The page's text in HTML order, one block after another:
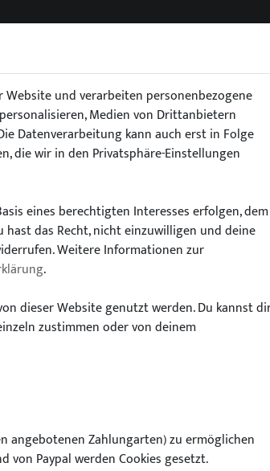
B2B Kunden
Stoßstangen/Spoiler Fahrzeugpflege
Auto
und einfach
und verarbeiten personenbezogene
Medien von Drittanbietern
Datenverarbeitung kann auch erst in Folge
die wir in den Privatsphäre-Einstellungen
eines berechtigten Interesses erfolgen, dem
das Recht, nicht einzuwilligen und deine
Weitere Informationen zur
.
dieser Website genutzt werden. Du kannst
zustimmen oder von deinem
angebotenen Zahlungarten) zu ermöglichen
von Paypal werden Cookies gesetzt.